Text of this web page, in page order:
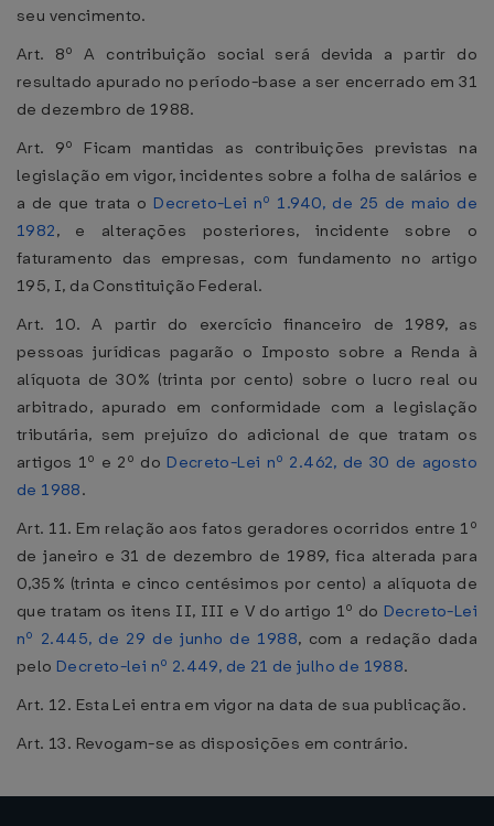
seu vencimento.
Art. 8º A contribuição social será devida a partir do
resultado apurado no período-base a ser encerrado em 31
de dezembro de 1988.
Art. 9º Ficam mantidas as contribuições previstas na
legislação em vigor, incidentes sobre a folha de salários e
a de que trata o Decreto-Lei nº 1.940, de 25 de maio de
1982, e alterações posteriores, incidente sobre o
faturamento das empresas, com fundamento no artigo
195, I, da Constituição Federal.
Art. 10. A partir do exercício financeiro de 1989, as
pessoas jurídicas pagarão o Imposto sobre a Renda à
alíquota de 30% (trinta por cento) sobre o lucro real ou
arbitrado, apurado em conformidade com a legislação
tributária, sem prejuízo do adicional de que tratam os
artigos 1º e 2º do Decreto-Lei nº 2.462, de 30 de agosto
de 1988.
Art. 11. Em relação aos fatos geradores ocorridos entre 1º
de janeiro e 31 de dezembro de 1989, fica alterada para
0,35% (trinta e cinco centésimos por cento) a alíquota de
que tratam os itens II, III e V do artigo 1º do Decreto-Lei
nº 2.445, de 29 de junho de 1988, com a redação dada
pelo Decreto-lei nº 2.449, de 21 de julho de 1988.
Art. 12. Esta Lei entra em vigor na data de sua publicação.
Art. 13. Revogam-se as disposições em contrário.